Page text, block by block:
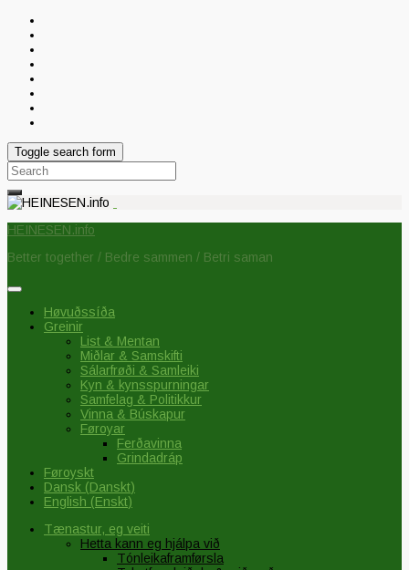
Toggle search form
Search
for:
HEINESEN.info
Better together / Bedre sammen / Betri saman
Høvuðssíða
Greinir
List & Mentan
Miðlar & Samskifti
Sálarfrøði & Samleiki
Kyn & kynsspurningar
Samfelag & Politikkur
Vinna & Búskapur
Føroyar
Ferðavinna
Grindadráp
Føroyskt
Dansk (Danskt)
English (Enskt)
Tænastur, eg veiti
Hetta kann eg hjálpa við
Tónleikaframførsla